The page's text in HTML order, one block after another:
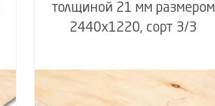
толщиной 21 мм размером
2440х1220, сорт 3/3